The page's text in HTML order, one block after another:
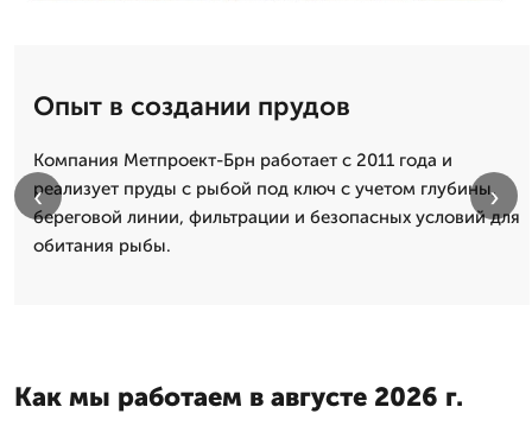
Опыт в создании прудов
Компания Метпроект-Брн работает с 2011 года и
реализует пруды с рыбой под ключ с учетом глубины,
береговой линии, фильтрации и безопасных условий для
обитания рыбы.
‹ ›
Как мы работаем в августе 2026 г.